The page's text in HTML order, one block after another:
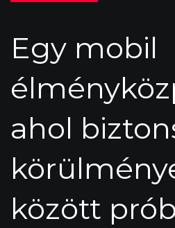
Egy mobil
ahol
között